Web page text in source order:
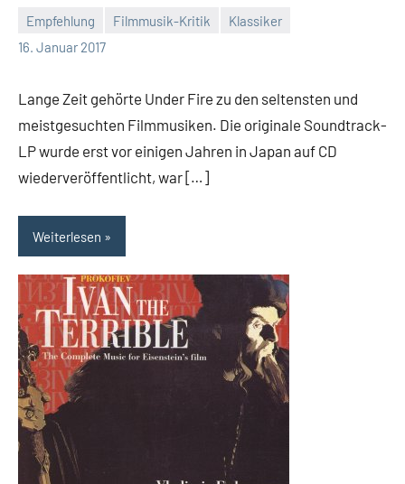
Empfehlung Filmmusik-Kritik
Klassiker
16. Januar 2017
Mike
Lange Zeit gehörte Under Fire zu den seltensten und
meistgesuchten Filmmusiken. Die originale Soundtrack-
LP wurde erst vor einigen Jahren in Japan auf CD
wiederveröffentlicht, war […]
Weiterlesen